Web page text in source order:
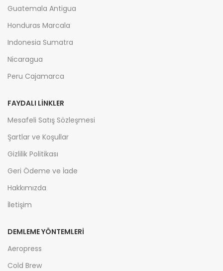
Guatemala Antigua
Honduras Marcala
Indonesia Sumatra
Nicaragua
Peru Cajamarca
FAYDALI LİNKLER
Mesafeli Satış Sözleşmesi
Şartlar ve Koşullar
Gizlilik Politikası
Geri Ödeme ve İade
Hakkımızda
İletişim
DEMLEME YÖNTEMLERİ
Aeropress
Cold Brew